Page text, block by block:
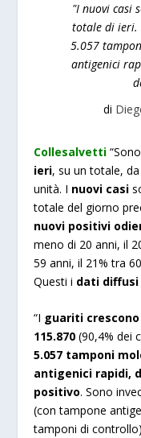
"I nuovi casi
totale di ieri.
5.057
antigenici
di
Collesalvetti
ieri, su un totale,
unità. I nuovi casi
totale del giorno
nuovi positivi
meno di 20 anni, il
59 anni, il 21% tra
Questi i dati
“I guariti crescono
115.870 (90,4% dei
5.057 tamponi
antigenici rapidi,
positivo. Sono
(con tampone
tamponi di